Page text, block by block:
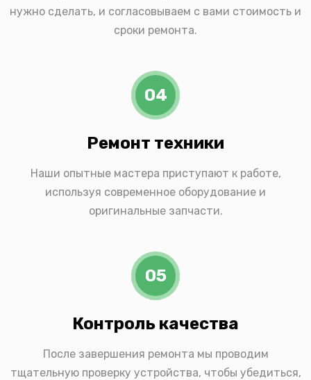
нужно сделать, и согласовываем с вами стоимость и
сроки ремонта.
04
Ремонт техники
Наши опытные мастера приступают к работе,
используя современное оборудование и
оригинальные запчасти.
05
Контроль качества
После завершения ремонта мы проводим
тщательную проверку устройства, чтобы убедиться,